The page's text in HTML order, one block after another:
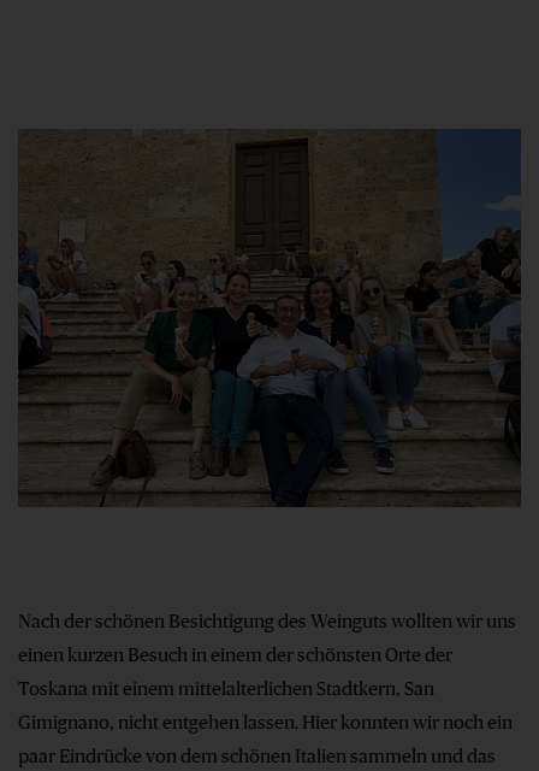
Nach der schönen Besichtigung des Weinguts wollten wir uns
einen kurzen Besuch in einem der schönsten Orte der
Toskana mit einem mittelalterlichen Stadtkern, San
Gimignano, nicht entgehen lassen. Hier konnten wir noch ein
paar Eindrücke von dem schönen Italien sammeln und das